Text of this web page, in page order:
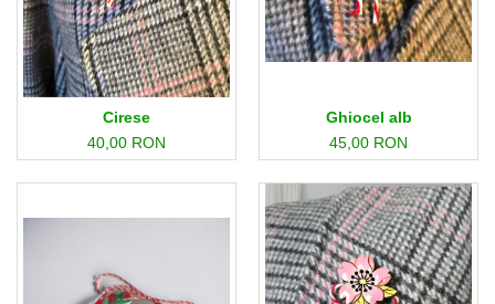
Cirese
40,00 RON
Ghiocel alb
45,00 RON